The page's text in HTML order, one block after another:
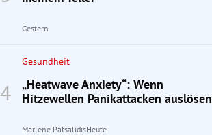
Gestern
Gesundheit
„Heatwave Anxiety“: Wenn
Hitzewellen Panikattacken auslösen
Marlene PatsalidisHeute